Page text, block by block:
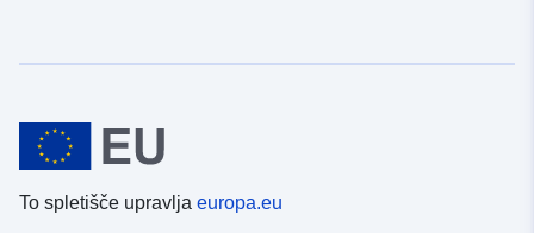
To spletišče upravlja europa.eu